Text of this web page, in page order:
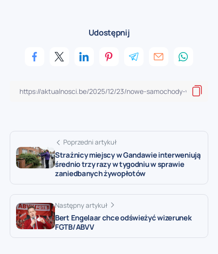
Udostępnij
Poprzedni artykuł
Strażnicy miejscy w Gandawie interweniują
średnio trzy razy w tygodniu w sprawie
zaniedbanych żywopłotów
Następny artykuł
Bert Engelaar chce odświeżyć wizerunek
FGTB/ABVV